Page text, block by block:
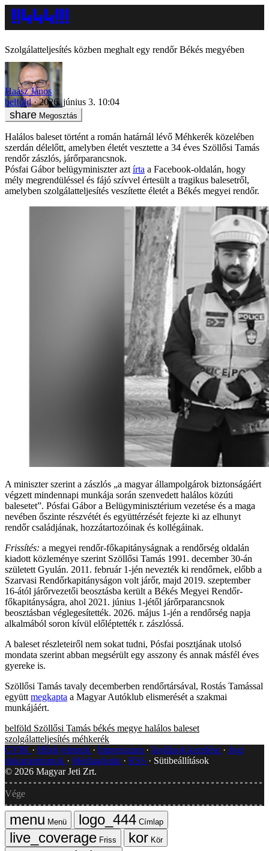
Szolgálatteljesítés közben meghalt egy rendőr Békés megyében
Haász János
belföld
2026. június 3. 10:04
Megosztás
Halálos baleset történt a román határnál lévő Méhkerék közelében
szerdán délelőtt, amelyben életét vesztette a 34 éves Szöllősi Tamás
rendőr zászlós, járőrparancsnok.
Pósfai Gábor belügyminiszter azt írta a Facebook-oldalán, hogy
mély megrendüléssel és fájó szívvel értesült a tragikus balesetről,
amelyben szolgálatteljesítés veszítette életét a Békés megyei rendőr.
A miniszter szerint a zászlós „a magyar állampolgárok biztonságáért
végzett mindennapi munkája során szenvedett halálos közúti
balesetet”. Pósfai Gábor a Belügyminisztérium vezetése és a maga
nevében őszinte részvétét és együttérzését fejezte ki az elhunyt
rendőr családjának, hozzátartozóinak és kollégáinak.
Frissítés: a megyei rendőr-főkapitányságnak a rendőrség oldalán
kiadott közleménye szerint Szöllősi Tamás 1991. december 30-án
született Gyulán. 2011. február 1-jén nevezték ki rendőrnek, előbb a
Szarvasi Rendőrkapitányságon volt járőr, majd 2019. szeptember
16-ától járőrvezetői beosztásba került a Békés Megyei Rendőr-
főkapitányságra, ahol 2021. június 1-jétől járőrparancsnok
beosztásban véglegesítették. 2026. május 1-jén a rendőrség napja
alkalmából soron kívül előléptették r. zászlóssá.
A baleset részleteiről nem sokat tudni, Pósfai posztjának utolsó
mondata szerint abban megsérült egy asszony és annak másfél éves
gyereke is.
Szöllősi Tamás tavaly decemberben rendőrtársával, Rostás Tamással
együtt megkapta a Magyar Autóklub elismerését a szakmai
munkájáért.
belföld Szöllősi Tamás békés megye halálos baleset
szolgálatteljesítés méhkerék
GYIK
Hibát jelentek Impresszum Javítások kezelése
Jogi
dokumentumok
Médiaajánlat RSS
Sütibeállítások
© 2026 Magyar Jeti Zrt.
Vége
Menü
Címlap
Friss
Kör